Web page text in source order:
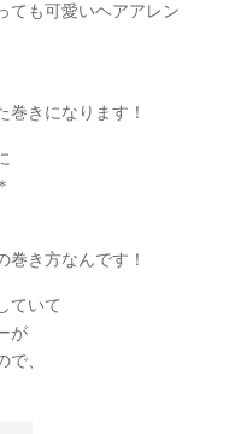
ても可愛いヘアアレン
きになります！
巻き方なんです！
ていて
が
、